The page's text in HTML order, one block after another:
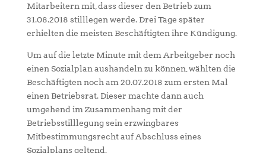
Mitarbeitern mit, dass dieser den Betrieb zum
31.08.2018 stilllegen werde. Drei Tage später
erhielten die meisten Beschäftigten ihre Kündigung.
Um auf die letzte Minute mit dem Arbeitgeber noch
einen Sozialplan aushandeln zu können, wählten die
Beschäftigten noch am 20.07.2018 zum ersten Mal
einen Betriebsrat. Dieser machte dann auch
umgehend im Zusammenhang mit der
Betriebsstilllegung sein erzwingbares
Mitbestimmungsrecht auf Abschluss eines
Sozialplans geltend.